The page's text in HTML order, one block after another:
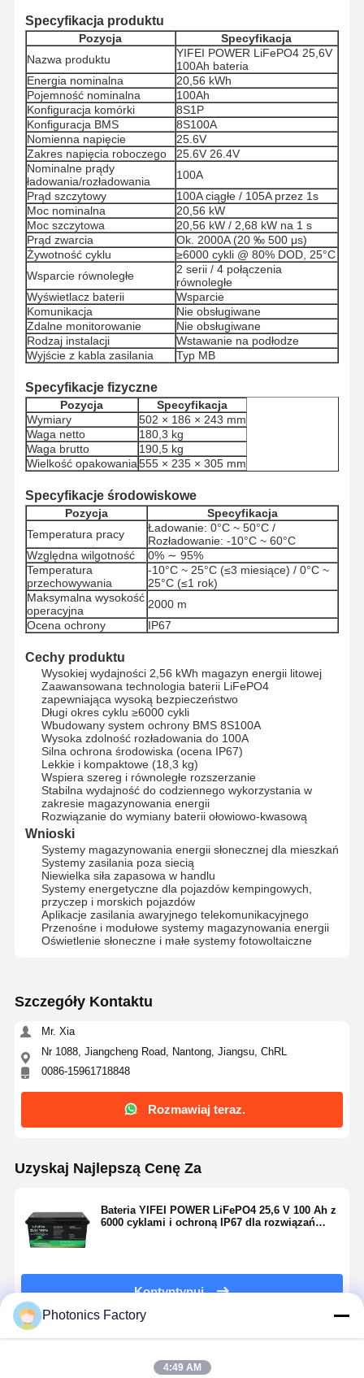
Dom Produkty
Kontrola
Jakości
Skontaktuj
Się Z Nami
Rozmawiaj
Teraz.
System zasilania fotowoltaicznego
Przenośny generator słoneczny
System magazynowania energii
Pompa Ciepła PVT
Gorąca Oferta
Sprzęt domowy
System energii odnawialnej
Mieszkaniowy system zasilania energią słoneczną
Komercyjny system energii słonecznej
System energii słonecznej
Panel słoneczny i falownik
Udostępnianie Power Banku
Oświetlenie uliczne na energię słoneczną
Pompy wodne z paneli słonecznych
Specyfikacja produktu
Pozycja
Specyfikacja
Nazwa produktu
YIFEI POWER LiFePO4 25,6V
100Ah bateria
Energia nominalna
20,56 kWh
Pojemność nominalna
100Ah
Konfiguracja komórki
8S1P
Konfiguracja BMS
8S100A
Nomienna napięcie
25.6V
Zakres napięcia roboczego
25.6V 26.4V
Nominalne prądy
ładowania/rozładowania
100A
Prąd szczytowy
100A ciągłe / 105A przez 1s
Moc nominalna
20,56 kW
Moc szczytowa
20,56 kW / 2,68 kW na 1 s
Prąd zwarcia
Ok. 2000A (20 ‰ 500 μs)
Żywotność cyklu
≥6000 cykli @ 80% DOD, 25°C
Wsparcie równoległe
2 serii / 4 połączenia
równoległe
Wyświetlacz baterii
Wsparcie
Komunikacja
Nie obsługiwane
Zdalne monitorowanie
Nie obsługiwane
Rodzaj instalacji
Wstawanie na podłodze
Wyjście z kabla zasilania
Typ MB
Specyfikacje fizyczne
Pozycja
Specyfikacja
Wymiary
502 × 186 × 243 mm
Waga netto
180,3 kg
Waga brutto
190,5 kg
Wielkość opakowania555 × 235 × 305 mm
Specyfikacje środowiskowe
Pozycja
Specyfikacja
Temperatura pracy
Ładowanie: 0°C ~ 50°C /
Rozładowanie: -10°C ~ 60°C
Względna wilgotność
0% ∼ 95%
Temperatura
przechowywania
-10°C ~ 25°C (≤3 miesiące) / 0°C ~
25°C (≤1 rok)
Maksymalna wysokość
operacyjna
2000 m
Ocena ochrony
IP67
Cechy produktu
Wysokiej wydajności 2,56 kWh magazyn energii litowej
Zaawansowana technologia baterii LiFePO4
zapewniająca wysoką bezpieczeństwo
Długi okres cyklu ≥6000 cykli
Wbudowany system ochrony BMS 8S100A
Wysoka zdolność rozładowania do 100A
Silna ochrona środowiska (ocena IP67)
Lekkie i kompaktowe (18,3 kg)
Wspiera szereg i równoległe rozszerzanie
Stabilna wydajność do codziennego wykorzystania w
zakresie magazynowania energii
Rozwiązanie do wymiany baterii ołowiowo-kwasową
Wnioski
Systemy magazynowania energii słonecznej dla mieszkań
Systemy zasilania poza siecią
Niewielka siła zapasowa w handlu
Systemy energetyczne dla pojazdów kempingowych,
przyczep i morskich pojazdów
Aplikacje zasilania awaryjnego telekomunikacyjnego
Przenośne i modułowe systemy magazynowania energii
Oświetlenie słoneczne i małe systemy fotowoltaiczne
Szczegóły Kontaktu
Mr. Xia
Nr 1088, Jiangcheng Road, Nantong, Jiangsu, ChRL
0086-15961718848
Rozmawiaj teraz.
Uzyskaj Najlepszą Cenę Za
Bateria YIFEI POWER LiFePO4 25,6 V 100 Ah z
6000 cyklami i ochroną IP67 dla rozwiązań
Kontyntynuj
Photonics Factory
4:49 AM